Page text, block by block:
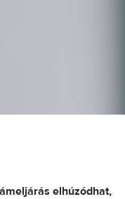
elhúzódhat,